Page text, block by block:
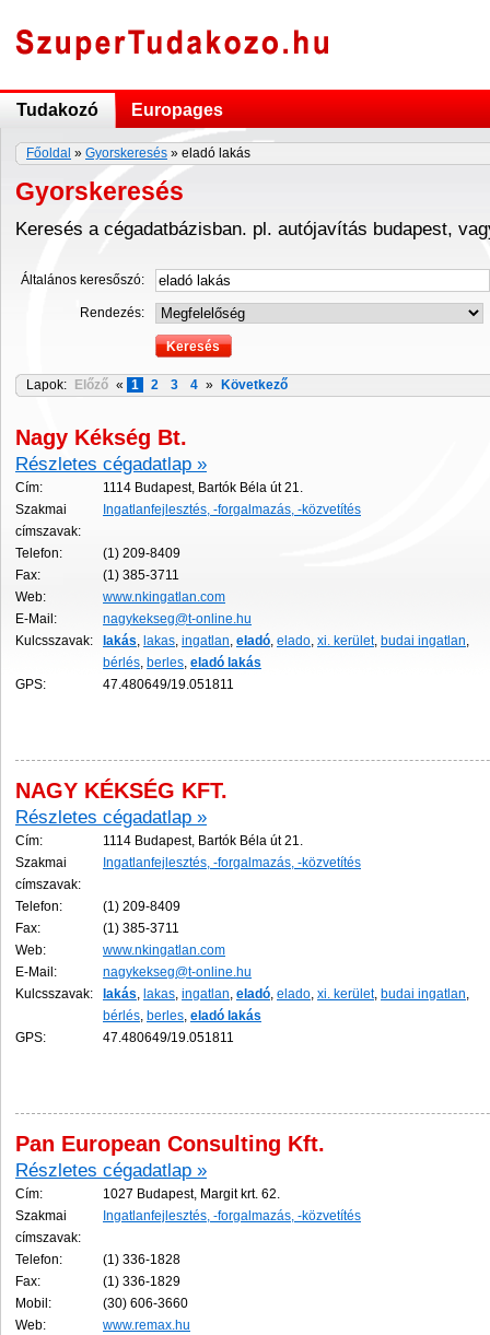
Tudakozó Europages
Főoldal » Gyorskeresés » eladó lakás
Gyorskeresés
Keresés a cégadatbázisban. pl. autójavítás budapest,
Általános keresőszó:
Rendezés:
Lapok: Előző « 1 2 3 4 » Következő
Nagy Kékség Bt.
Részletes cégadatlap »
Cím:
1114 Budapest, Bartók Béla út 21.
Szakmai
címszavak:
Ingatlanfejlesztés, -forgalmazás, -közvetítés
Telefon:
(1) 209-8409
Fax:
(1) 385-3711
Web:
www.nkingatlan.com
E-Mail:
nagykekseg@t-online.hu
Kulcsszavak:
lakás, lakas, ingatlan, eladó, elado, xi. kerület, budai ingatlan,
bérlés, berles, eladó lakás
GPS:
47.480649/19.051811
NAGY KÉKSÉG KFT.
Részletes cégadatlap »
Cím:
1114 Budapest, Bartók Béla út 21.
Szakmai
címszavak:
Ingatlanfejlesztés, -forgalmazás, -közvetítés
Telefon:
(1) 209-8409
Fax:
(1) 385-3711
Web:
www.nkingatlan.com
E-Mail:
nagykekseg@t-online.hu
Kulcsszavak:
lakás, lakas, ingatlan, eladó, elado, xi. kerület, budai ingatlan,
bérlés, berles, eladó lakás
GPS:
47.480649/19.051811
Pan European Consulting Kft.
Részletes cégadatlap »
Cím:
1027 Budapest, Margit krt. 62.
Szakmai
címszavak:
Ingatlanfejlesztés, -forgalmazás, -közvetítés
Telefon:
(1) 336-1828
Fax:
(1) 336-1829
Mobil:
(30) 606-3660
Web:
www.remax.hu